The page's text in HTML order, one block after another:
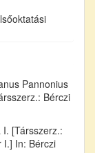
Pannonius
Bérczi
[Társszerz.:
I.] In: Bérczi